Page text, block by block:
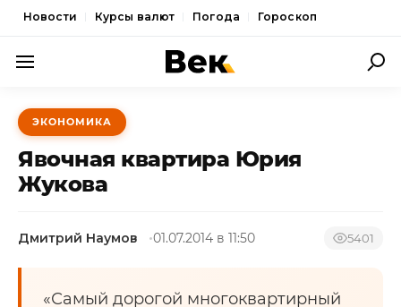
Новости Курсы валют Погода Гороскоп
ПОЛИТИКА
ЭКОНОМИКА
ОБЩЕСТВО
КУЛЬТУРА
ЭКОНОМИКА
Явочная квартира Юрия
Жукова
Дмитрий Наумов 01.07.2014 в 11:50 5401
«Самый дорогой многоквартирный